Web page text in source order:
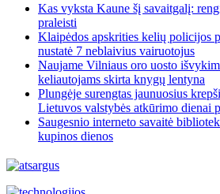
Kas vyksta Kaune šį savaitgalį:
praleisti
Klaipėdos apskrities kelių policijos
nustatė 7 neblaivius vairuotojus
Naujame Vilniaus oro uosto
keliautojams skirta knygų lentyna
Plungėje surengtas jaunuosius
Lietuvos valstybės atkūrimo dienai
Saugesnio interneto savaitė
kupinos dienos